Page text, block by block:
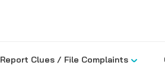
Report Clues / File Complaints